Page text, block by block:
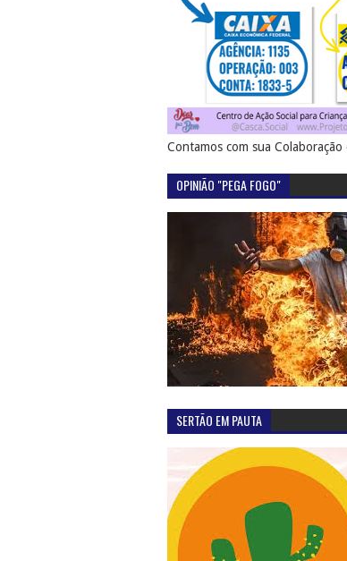
Contamos com sua Colaboração
OPINIÃO "PEGA FOGO"
SERTÃO EM PAUTA